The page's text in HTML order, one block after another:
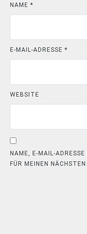
NAME *
E-MAIL-ADRESSE *
WEBSITE
NAME, E-MAIL-
FÜR MEINEN